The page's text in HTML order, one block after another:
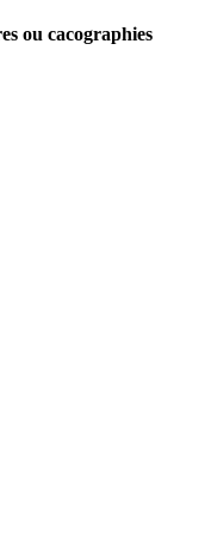
ou cacographies